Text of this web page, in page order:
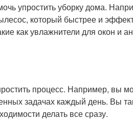
упростить уборку дома.
который быстрее и
как увлажнители для окон и
процесс. Например, вы
задачах каждый день. Вы
делать все сразу.